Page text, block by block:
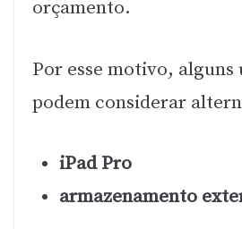
orçamento.
Por esse motivo, alguns
podem considerar
iPad Pro
armazenamento